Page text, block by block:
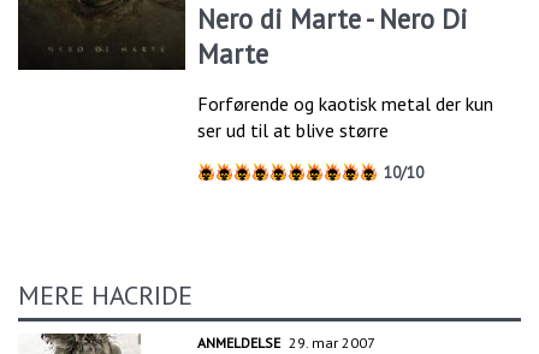
Nero di Marte - Nero Di
Marte
Forførende og kaotisk metal der kun
ser ud til at blive større
10/10
MERE HACRIDE
ANMELDELSE 29. mar 2007